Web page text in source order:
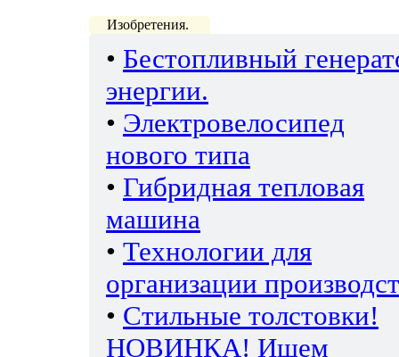
Изобретения.
• Бестопливный
энергии.
• Электровелосипед
нового типа
• Гибридная тепловая
машина
• Технологии для
организации
• Стильные толстовки!
НОВИНКА! Ищем